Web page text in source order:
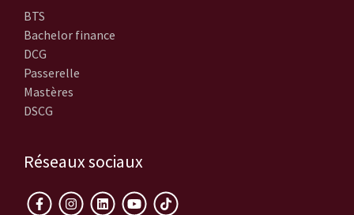
BTS
Bachelor finance
DCG
Passerelle
Mastères
DSCG
Réseaux sociaux